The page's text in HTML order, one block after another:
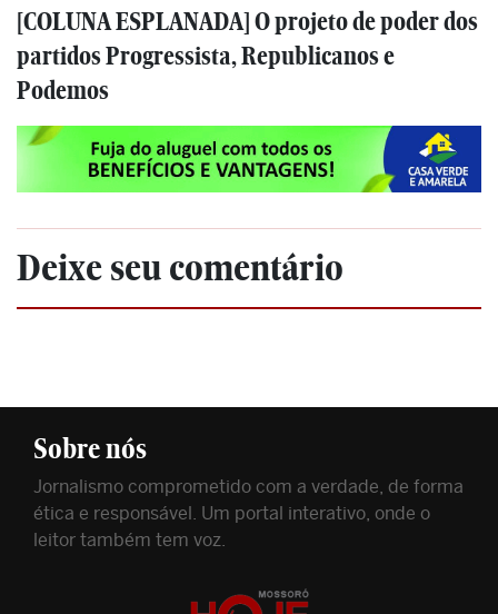
[COLUNA ESPLANADA] O projeto de poder dos
partidos Progressista, Republicanos e
Podemos
Deixe seu comentário
Sobre nós
Jornalismo comprometido com a verdade, de forma
ética e responsável. Um portal interativo, onde o
leitor também tem voz.